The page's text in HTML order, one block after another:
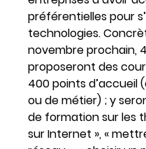
préférentielles pour
technologies.
novembre prochain,
proposeront des
400 points d’accueil
ou de métier) ; y
de formation sur les
sur Internet », «